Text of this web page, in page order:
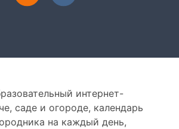
интернет-
саде и огороде, календарь
на каждый день,